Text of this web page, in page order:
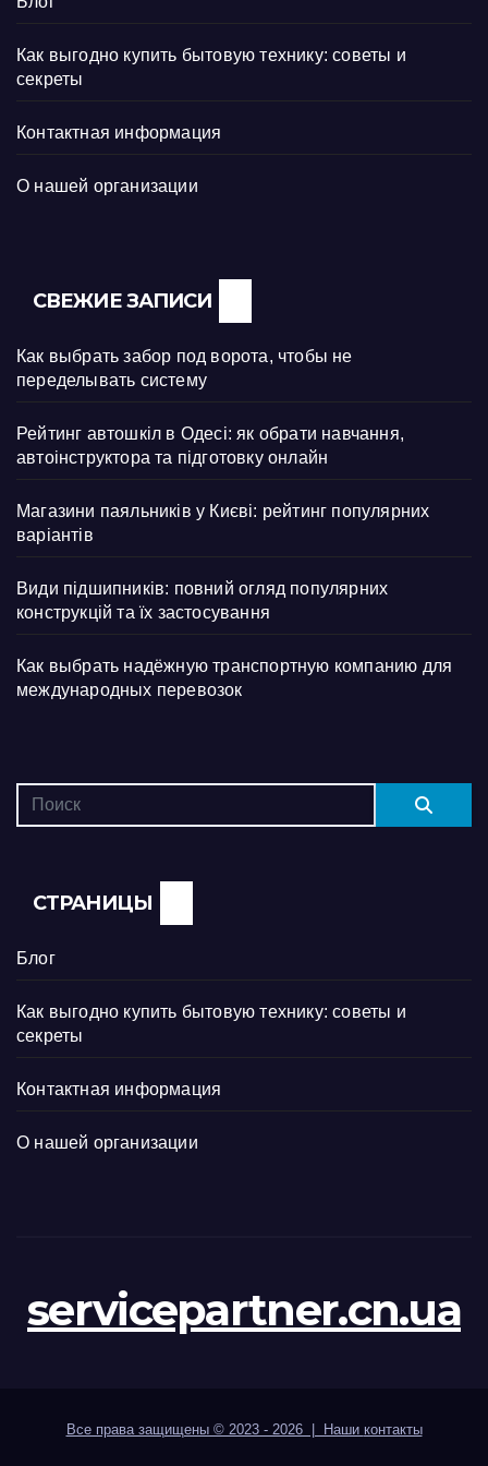
Как выгодно купить бытовую технику: советы и
секреты
Контактная информация
О нашей организации
СВЕЖИЕ ЗАПИСИ
Как выбрать забор под ворота, чтобы не
переделывать систему
Рейтинг автошкіл в Одесі: як обрати навчання,
автоінструктора та підготовку онлайн
Магазини паяльників у Києві: рейтинг популярних
варіантів
Види підшипників: повний огляд популярних
конструкцій та їх застосування
Как выбрать надёжную транспортную компанию для
международных перевозок
СТРАНИЦЫ
Блог
Как выгодно купить бытовую технику: советы и
секреты
Контактная информация
О нашей организации
servicepartner.cn.ua
Все права защищены © 2023 - 2026 | Наши контакты